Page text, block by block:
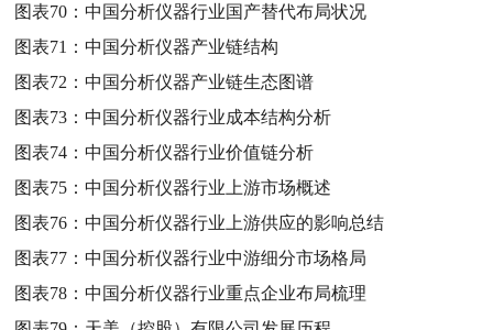
图表70：中国分析仪器行业国产替代布局状况
图表71：中国分析仪器产业链结构
图表72：中国分析仪器产业链生态图谱
图表73：中国分析仪器行业成本结构分析
图表74：中国分析仪器行业价值链分析
图表75：中国分析仪器行业上游市场概述
图表76：中国分析仪器行业上游供应的影响总结
图表77：中国分析仪器行业中游细分市场格局
图表78：中国分析仪器行业重点企业布局梳理